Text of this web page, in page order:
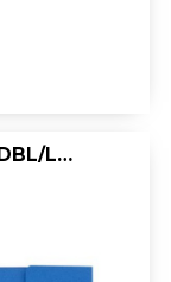
ELASTOMAP FOREVER 3-FL 380G DBL/LBL/PK25